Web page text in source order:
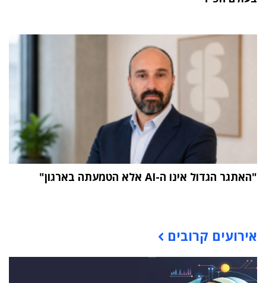
"האתגר הגדול אינו ה-AI אלא הטמעתה בארגון"
אירועים קרובים